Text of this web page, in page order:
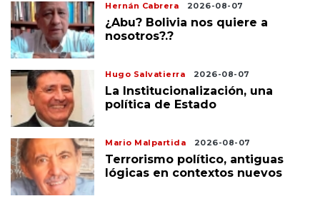
Hernán Cabrera 2026-08-07
¿Abu? Bolivia nos quiere a
nosotros?.?
Hugo Salvatierra 2026-08-07
La Institucionalización, una
política de Estado
Mario Malpartida 2026-08-07
Terrorismo político, antiguas
lógicas en contextos nuevos